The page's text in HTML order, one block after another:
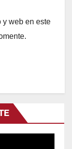
y web en este